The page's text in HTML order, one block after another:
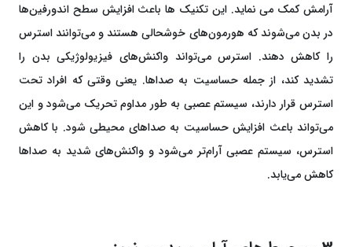
آرامش کمک می نماید. این تکنیک ها باعث افزایش سطح اندورفین‌ها
در بدن می‌شوند که هورمون‌های خوشحالی هستند و می‌توانند استرس
را کاهش دهند. استرس می‌تواند واکنش‌های فیزیولوژیکی بدن را
تشدید کند، از جمله حساسیت به صداها. یعنی وقتی که افراد تحت
استرس قرار دارند، سیستم عصبی به طور مداوم تحریک می‌شود و این
می‌تواند باعث افزایش حساسیت به صداهای محیطی شود. با کاهش
استرس، سیستم عصبی آرام‌تر می‌شود و واکنش‌های شدید به صداها
کاهش می‌یابد.